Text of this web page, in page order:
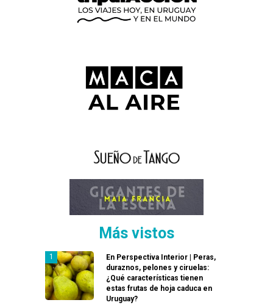
Más vistos
En Perspectiva Interior | Peras,
duraznos, pelones y ciruelas:
¿Qué características tienen
estas frutas de hoja caduca en
Uruguay?